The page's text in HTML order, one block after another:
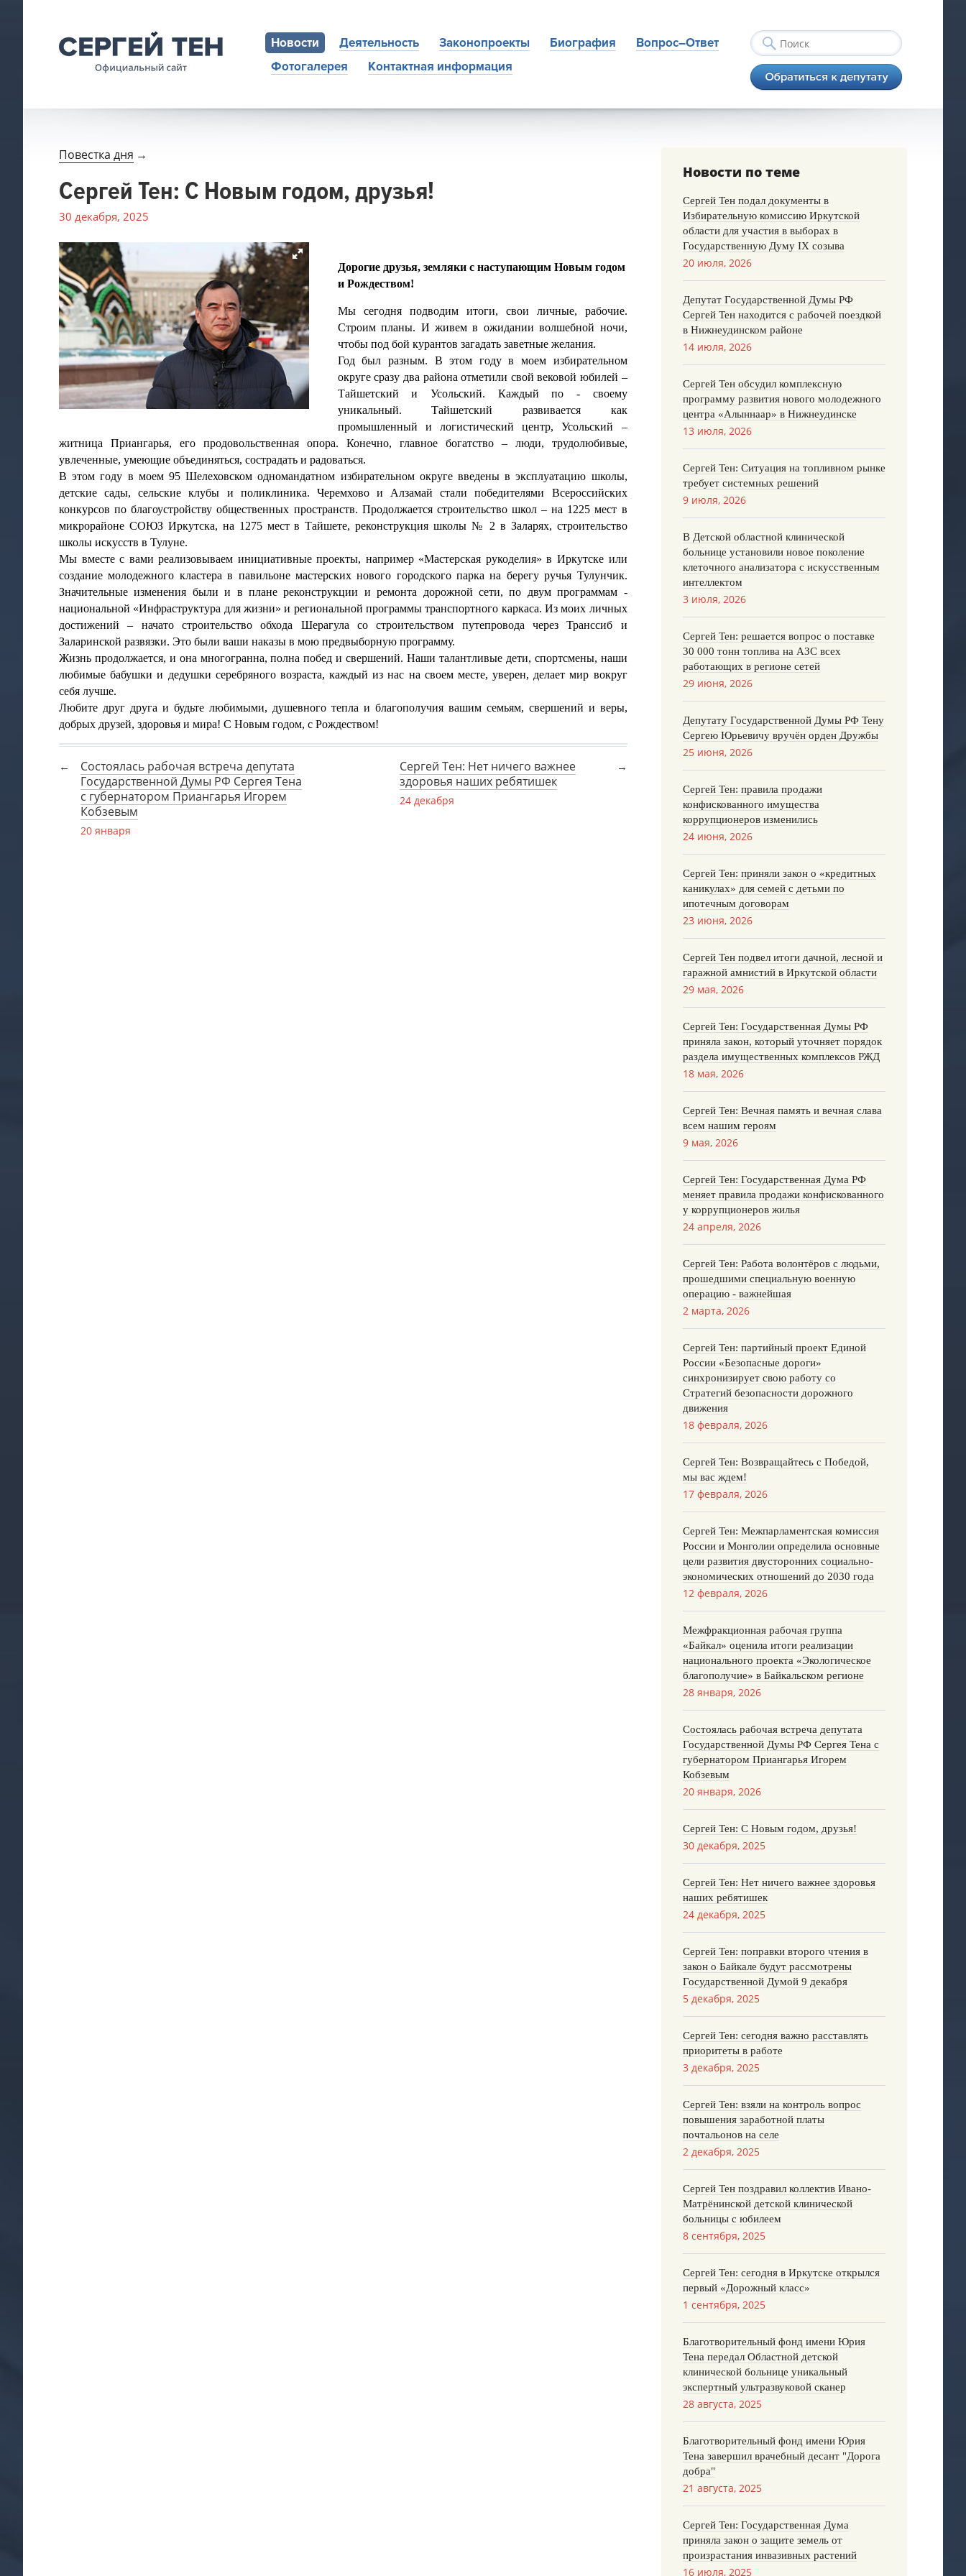
Новости Деятельность Законопроекты Биография
Вопрос–Ответ
Фотогалерея
Контактная информация
Повестка дня →
Сергей Тен: С Новым годом, друзья!
30 декабря, 2025
Дорогие друзья, земляки с наступающим Новым годом
и Рождеством!
Мы сегодня подводим итоги, свои личные, рабочие.
Строим планы. И живем в ожидании волшебной ночи,
чтобы под бой курантов загадать заветные желания.
Год был разным. В этом году в моем избирательном
округе сразу два района отметили свой вековой юбилей –
Тайшетский и Усольский. Каждый по - своему
уникальный. Тайшетский развивается как
промышленный и логистический центр, Усольский –
житница Приангарья, его продовольственная опора. Конечно, главное богатство – люди, трудолюбивые,
увлеченные, умеющие объединяться, сострадать и радоваться.
В этом году в моем 95 Шелеховском одномандатном избирательном округе введены в эксплуатацию школы,
детские сады, сельские клубы и поликлиника. Черемхово и Алзамай стали победителями Всероссийских
конкурсов по благоустройству общественных пространств. Продолжается строительство школ – на 1225 мест в
микрорайоне СОЮЗ Иркутска, на 1275 мест в Тайшете, реконструкция школы № 2 в Заларях, строительство
школы искусств в Тулуне.
Мы вместе с вами реализовываем инициативные проекты, например «Мастерская рукоделия» в Иркутске или
создание молодежного кластера в павильоне мастерских нового городского парка на берегу ручья Тулунчик.
Значительные изменения были и в плане реконструкции и ремонта дорожной сети, по двум программам -
национальной «Инфраструктура для жизни» и региональной программы транспортного каркаса. Из моих личных
достижений – начато строительство обхода Шерагула со строительством путепровода через Транссиб и
Заларинской развязки. Это были ваши наказы в мою предвыборную программу.
Жизнь продолжается, и она многогранна, полна побед и свершений. Наши талантливые дети, спортсмены, наши
любимые бабушки и дедушки серебряного возраста, каждый из нас на своем месте, уверен, делает мир вокруг
себя лучше.
Любите друг друга и будьте любимыми, душевного тепла и благополучия вашим семьям, свершений и веры,
добрых друзей, здоровья и мира! С Новым годом, с Рождеством!
Состоялась рабочая встреча депутата
Государственной Думы РФ Сергея Тена
с губернатором Приангарья Игорем
Кобзевым
20 января
Сергей Тен: Нет ничего важнее
здоровья наших ребятишек
24 декабря
Новости по теме
Сергей Тен подал документы в
Избирательную комиссию Иркутской
области для участия в выборах в
Государственную Думу IX созыва
20 июля, 2026
Депутат Государственной Думы РФ
Сергей Тен находится с рабочей поездкой
в Нижнеудинском районе
14 июля, 2026
Сергей Тен обсудил комплексную
программу развития нового молодежного
центра «Алыннаар» в Нижнеудинске
13 июля, 2026
Сергей Тен: Ситуация на топливном рынке
требует системных решений
9 июля, 2026
В Детской областной клинической
больнице установили новое поколение
клеточного анализатора с искусственным
интеллектом
3 июля, 2026
Сергей Тен: решается вопрос о поставке
30 000 тонн топлива на АЗС всех
работающих в регионе сетей
29 июня, 2026
Депутату Государственной Думы РФ Тену
Сергею Юрьевичу вручён орден Дружбы
25 июня, 2026
Сергей Тен: правила продажи
конфискованного имущества
коррупционеров изменились
24 июня, 2026
Сергей Тен: приняли закон о «кредитных
каникулах» для семей с детьми по
ипотечным договорам
23 июня, 2026
Сергей Тен подвел итоги дачной, лесной и
гаражной амнистий в Иркутской области
29 мая, 2026
Сергей Тен: Государственная Думы РФ
приняла закон, который уточняет порядок
раздела имущественных комплексов РЖД
18 мая, 2026
Сергей Тен: Вечная память и вечная слава
всем нашим героям
9 мая, 2026
Сергей Тен: Государственная Дума РФ
меняет правила продажи конфискованного
у коррупционеров жилья
24 апреля, 2026
Сергей Тен: Работа волонтёров с людьми,
прошедшими специальную военную
операцию - важнейшая
2 марта, 2026
Сергей Тен: партийный проект Единой
России «Безопасные дороги»
синхронизирует свою работу со
Стратегий безопасности дорожного
движения
18 февраля, 2026
Сергей Тен: Возвращайтесь с Победой,
мы вас ждем!
17 февраля, 2026
Сергей Тен: Межпарламентская комиссия
России и Монголии определила основные
цели развития двусторонних социально-
экономических отношений до 2030 года
12 февраля, 2026
Межфракционная рабочая группа
«Байкал» оценила итоги реализации
национального проекта «Экологическое
благополучие» в Байкальском регионе
28 января, 2026
Состоялась рабочая встреча депутата
Государственной Думы РФ Сергея Тена с
губернатором Приангарья Игорем
Кобзевым
20 января, 2026
Сергей Тен: С Новым годом, друзья!
30 декабря, 2025
Сергей Тен: Нет ничего важнее здоровья
наших ребятишек
24 декабря, 2025
Сергей Тен: поправки второго чтения в
закон о Байкале будут рассмотрены
Государственной Думой 9 декабря
5 декабря, 2025
Сергей Тен: сегодня важно расставлять
приоритеты в работе
3 декабря, 2025
Сергей Тен: взяли на контроль вопрос
повышения заработной платы
почтальонов на селе
2 декабря, 2025
Сергей Тен поздравил коллектив Ивано-
Матрёнинской детской клинической
больницы с юбилеем
8 сентября, 2025
Сергей Тен: сегодня в Иркутске открылся
первый «Дорожный класс»
1 сентября, 2025
Благотворительный фонд имени Юрия
Тена передал Областной детской
клинической больнице уникальный
экспертный ультразвуковой сканер
28 августа, 2025
Благотворительный фонд имени Юрия
Тена завершил врачебный десант "Дорога
добра"
21 августа, 2025
Сергей Тен: Государственная Дума
приняла закон о защите земель от
произрастания инвазивных растений
16 июля, 2025